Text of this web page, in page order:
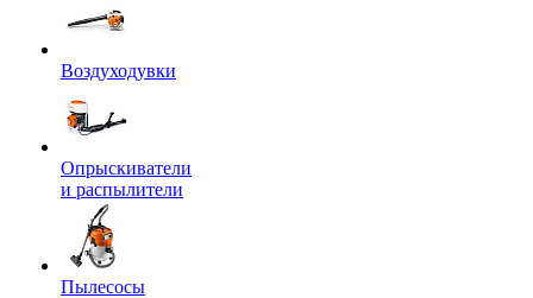
Воздуходувки
Опрыскиватели
и распылители
Пылесосы